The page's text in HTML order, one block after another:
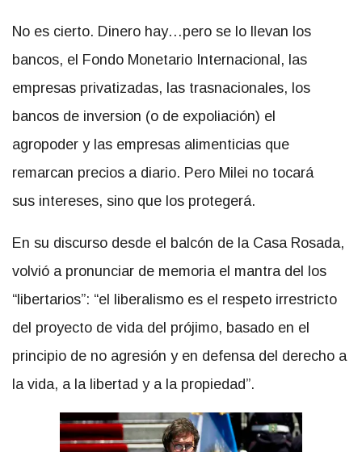
No es cierto. Dinero hay…pero se lo llevan los
bancos, el Fondo Monetario Internacional, las
empresas privatizadas, las trasnacionales, los
bancos de inversion (o de expoliación) el
agropoder y las empresas alimenticias que
remarcan precios a diario. Pero Milei no tocará
sus intereses, sino que los protegerá.
En su discurso desde el balcón de la Casa Rosada,
volvió a pronunciar de memoria el mantra del los
“libertarios”: “el liberalismo es el respeto irrestricto
del proyecto de vida del prójimo, basado en el
principio de no agresión y en defensa del derecho a
la vida, a la libertad y a la propiedad”.